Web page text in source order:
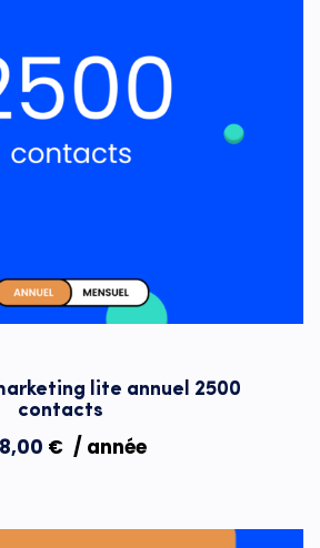
lite annuel 2500
contacts
€ / année